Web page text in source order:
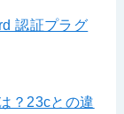
認証プラグ
？23cとの違